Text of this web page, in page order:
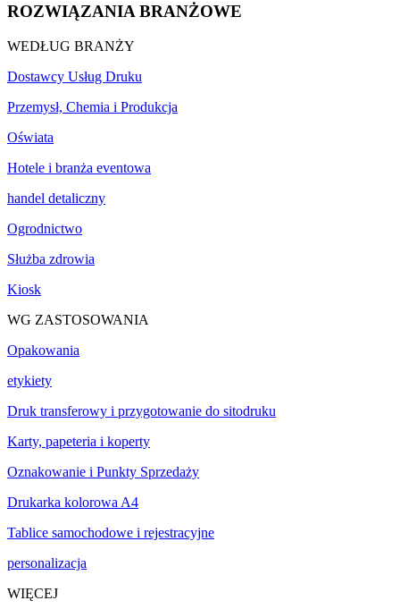
ROZWIĄZANIA BRANŻOWE
WEDŁUG BRANŻY
Dostawcy Usług Druku
Przemysł, Chemia i Produkcja
Oświata
Hotele i branża eventowa
handel detaliczny
Ogrodnictwo
Służba zdrowia
Kiosk
WG ZASTOSOWANIA
Opakowania
etykiety
Druk transferowy i przygotowanie do sitodruku
Karty, papeteria i koperty
Oznakowanie i Punkty Sprzedaży
Drukarka kolorowa A4
Tablice samochodowe i rejestracyjne
personalizacja
WIĘCEJ